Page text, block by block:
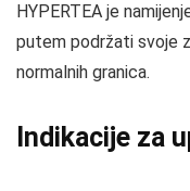
HYPERTEA je
putem podržati svoje
normalnih granica.
Indikacije za